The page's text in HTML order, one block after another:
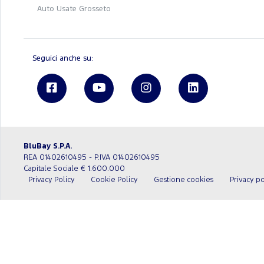
Auto Usate Grosseto
Seguici anche su:
BluBay S.P.A.
REA 01402610495 - P.IVA 01402610495
Capitale Sociale € 1.600.000
Privacy Policy
Cookie Policy Gestione cookies Privacy